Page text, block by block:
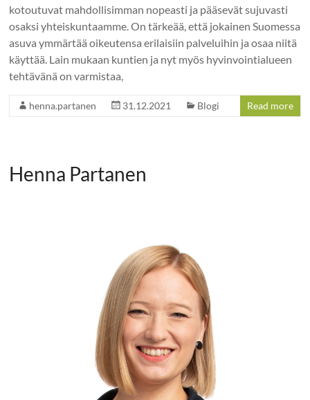
kotoutuvat mahdollisimman nopeasti ja pääsevät sujuvasti
osaksi yhteiskuntaamme. On tärkeää, että jokainen Suomessa
asuva ymmärtää oikeutensa erilaisiin palveluihin ja osaa niitä
käyttää. Lain mukaan kuntien ja nyt myös hyvinvointialueen
tehtävänä on varmistaa,
henna.partanen 31.12.2021 Blogi Read more
Henna Partanen